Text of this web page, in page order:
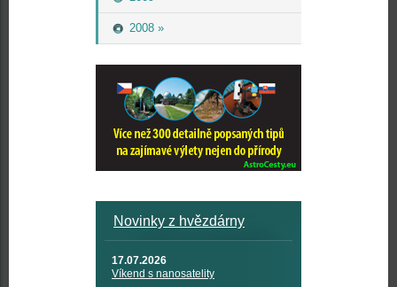
2008 »
Novinky z hvězdárny
17.07.2026
Víkend s nanosatelity